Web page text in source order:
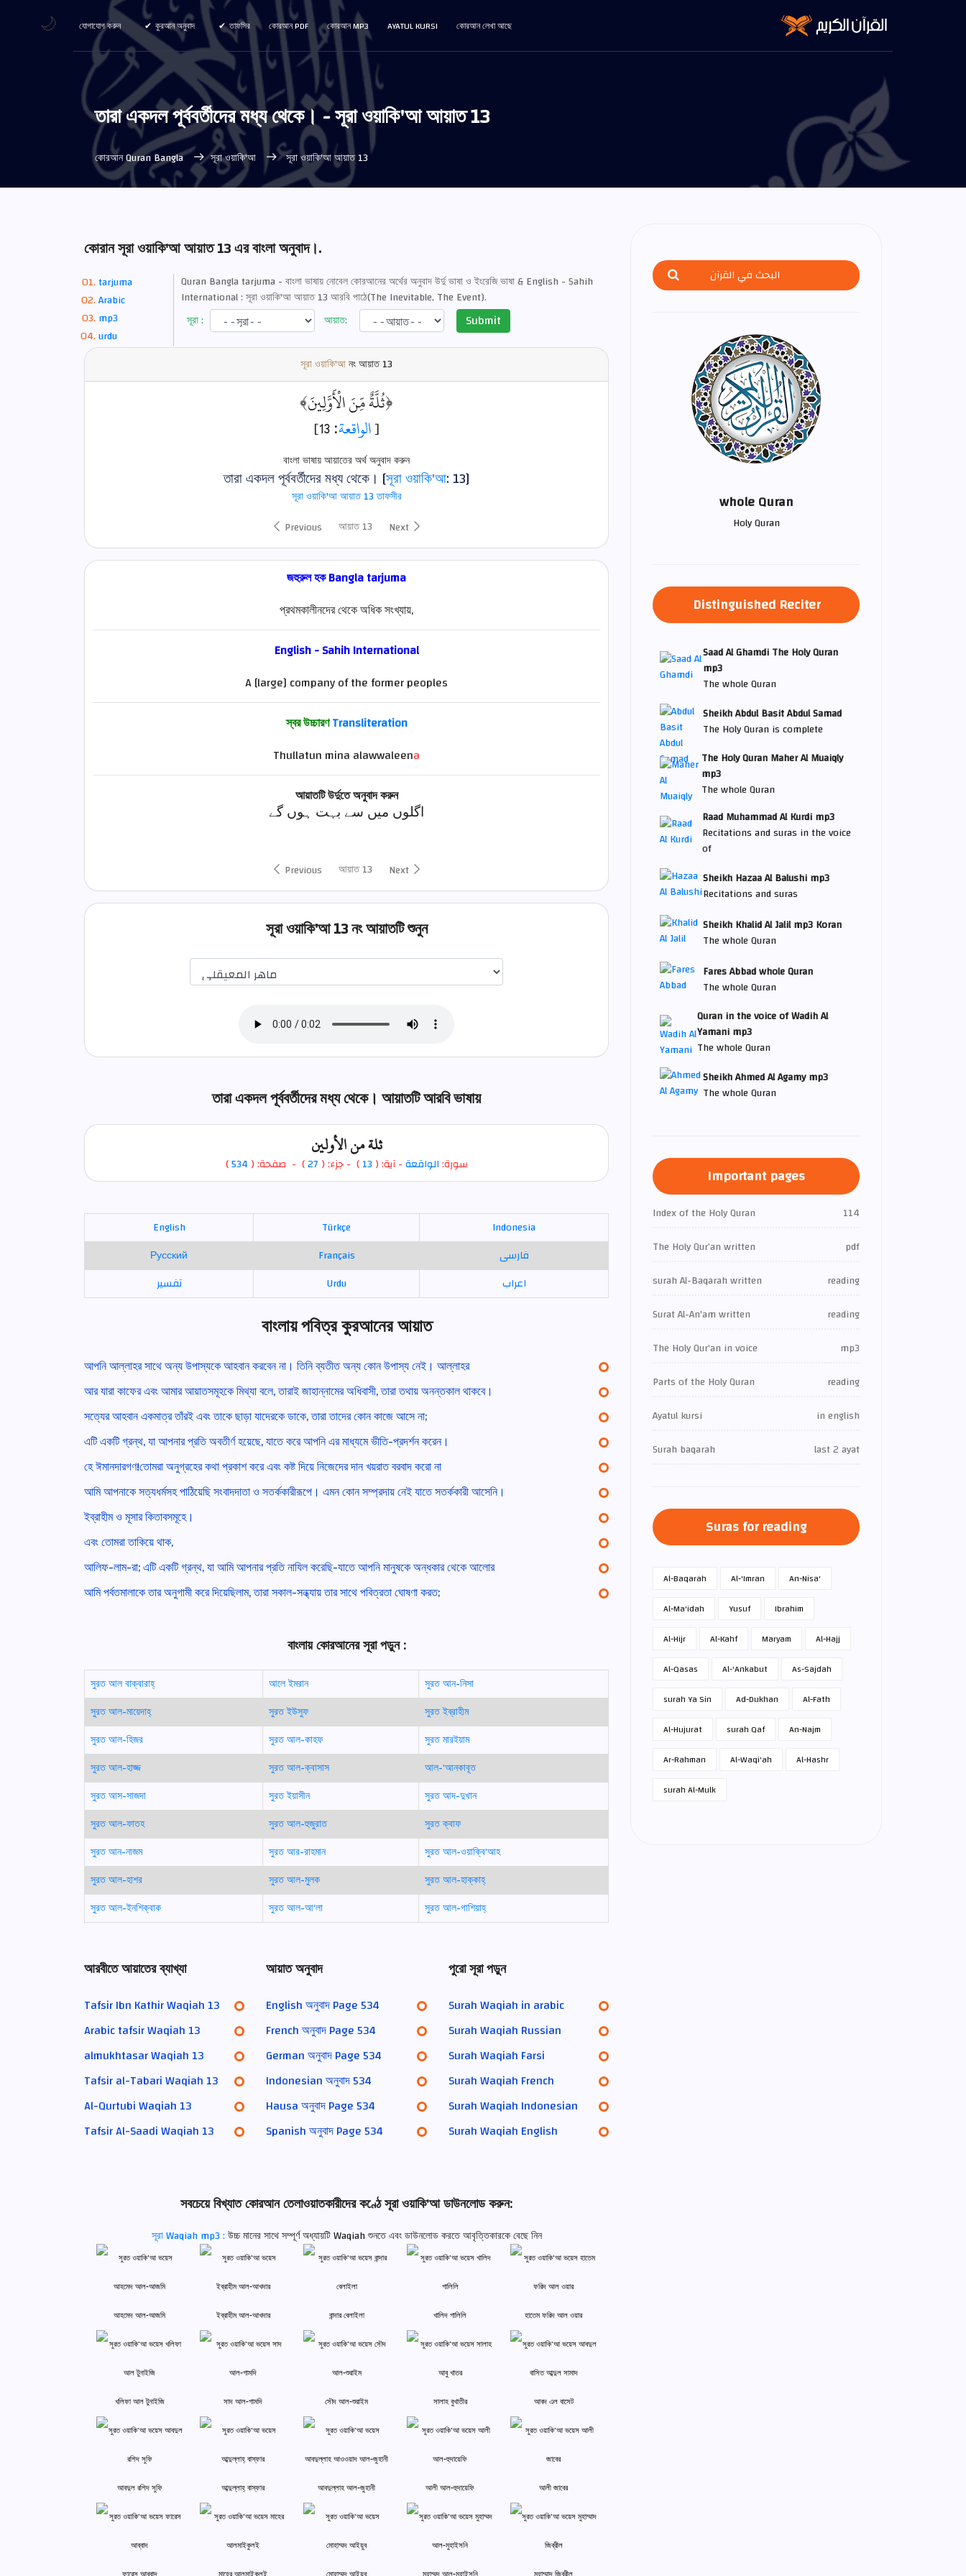
কোরআন লেখা আছে
AYATUL KURSI
কোরআন MP3
কোরআন PDF
তাফসির
কুরআন অনুবাদ
যোগাযোগ করুন
তারা একদল পূর্ববর্তীদের মধ্য থেকে। - সূরা ওয়াকি'আ আয়াত 13
কোরআন Quran Bangla সূরা ওয়াকি'আ সূরা ওয়াকি'আ আয়াত 13
কোরান সূরা ওয়াকি'আ আয়াত 13 এর বাংলা অনুবাদ।.
tarjuma
Arabic
mp3
urdu
Quran Bangla tarjuma - বাংলা ভাষায় নোবেল কোরআনের অর্থের অনুবাদ উর্দু ভাষা ও ইংরেজি ভাষা & English - Sahih
International : সূরা ওয়াকি'আ আয়াত 13 আরবি পাঠে(The Inevitable, The Event).
সূরা :
আয়াত: Submit
সূরা ওয়াকি'আনং আয়াত13
﴿ثُلَّةٌ مِّنَ الْأَوَّلِينَ﴾
[الواقعة: 13]
বাংলা ভাষায় আয়াতের অর্থ অনুবাদ করুন
তারা একদল পূর্ববর্তীদের মধ্য থেকে। [সূরা ওয়াকি'আ: 13]
সূরা ওয়াকি'আ আয়াত 13 তাফসীর
Previous
আয়াত 13 Next
জহুরুল হক Bangla tarjuma
প্রথমকালীনদের থেকে অধিক সংখ্যায়,
English - Sahih International
A [large] company of the former peoples
স্বর উচ্চারণTransliteration
Thullatun mina alawwaleena
আয়াতটি উর্দুতে অনুবাদ করুন
اگلوں میں سے بہت ہوں گے
Previous আয়াত 13 Next
সূরা ওয়াকি'আ 13 নং আয়াতটি শুনুন
اختيار قارئ الآية
তারা একদল পূর্ববর্তীদের মধ্য থেকে। আয়াতটি আরবি ভাষায়
ثلة من الأولين
سورة:الواقعة- آية: (13
) - جزء: ( 27) - صفحة: ( 534
)
English Türkçe
Indonesia
Русский
Français
فارسی
تفسير
Urdu اعراب
বাংলায় পবিত্র কুরআনের আয়াত
আপনি আল্লাহর সাথে অন্য উপাস্যকে আহবান করবেন না। তিনি ব্যতীত অন্য কোন উপাস্য নেই। আল্লাহর
আর যারা কাফের এবং আমার আয়াতসমূহকে মিথ্যা বলে, তারাই জাহান্নামের অধিবাসী, তারা তথায় অনন্তকাল থাকবে।
সত্যের আহবান একমাত্র তাঁরই এবং তাকে ছাড়া যাদেরকে ডাকে, তারা তাদের কোন কাজে আসে না;
এটি একটি গ্রন্থ, যা আপনার প্রতি অবতীর্ণ হয়েছে, যাতে করে আপনি এর মাধ্যমে ভীতি-প্রদর্শন করেন।
হে ঈমানদারগণ!তোমরা অনুগ্রহের কথা প্রকাশ করে এবং কষ্ট দিয়ে নিজেদের দান খয়রাত বরবাদ করো না
আমি আপনাকে সত্যধর্মসহ পাঠিয়েছি সংবাদদাতা ও সতর্ককারীরূপে। এমন কোন সম্প্রদায় নেই যাতে সতর্ককারী আসেনি।
ইব্রাহীম ও মূসার কিতাবসমূহে।
এবং তোমরা তাকিয়ে থাক,
আলিফ-লাম-রা; এটি একটি গ্রন্থ, যা আমি আপনার প্রতি নাযিল করেছি-যাতে আপনি মানুষকে অন্ধকার থেকে আলোর
আমি পর্বতমালাকে তার অনুগামী করে দিয়েছিলাম, তারা সকাল-সন্ধ্যায় তার সাথে পবিত্রতা ঘোষণা করত;
বাংলায় কোরআনের সূরা পড়ুন :
সুরত আল বাক্বারাহ্ আলে ইমরান
সুরত আন-নিসা
সুরত আল-মায়েদাহ্
সুরত ইউসুফ
সুরত ইব্রাহীম
সুরত আল-হিজর
সুরত আল-কাহফ
সুরত মারইয়াম
সুরত আল-হাজ্জ
সুরত আল-ক্বাসাস
আল-‘আনকাবূত
সুরত আস-সাজদা
সুরত ইয়াসীন
সুরত আদ-দুখান
সুরত আল-ফাতহ
সুরত আল-হুজুরাত
সুরত ক্বাফ
সুরত আন-নাজম
সুরত আর-রাহমান
সুরত আল-ওয়াক্বি‘আহ
সুরত আল-হাশর
সুরত আল-মুলক
সুরত আল-হাক্কাহ্
সুরত আল-ইনশিক্বাক
সুরত আল-আ‘লা সুরত আল-গাশিয়াহ্
আরবীতে আয়াতের ব্যাখ্যা
Tafsir Ibn Kathir Waqiah 13
Arabic tafsir Waqiah 13
almukhtasar Waqiah 13
Tafsir al-Tabari Waqiah 13
Al-Qurtubi Waqiah 13
Tafsir Al-Saadi Waqiah 13
আয়াত অনুবাদ
English অনুবাদ Page 534
French অনুবাদ Page 534
German অনুবাদ Page 534
Indonesian অনুবাদ 534
Hausa অনুবাদ Page 534
Spanish অনুবাদ Page 534
পুরো সূরা পড়ুন
Surah Waqiah in arabic
Surah Waqiah Russian
Surah Waqiah Farsi
Surah Waqiah French
Surah Waqiah Indonesian
Surah Waqiah English
সবচেয়ে বিখ্যাত কোরআন তেলাওয়াতকারীদের কণ্ঠে সূরা ওয়াকি'আ ডাউনলোড করুন:
সূরা Waqiah mp3 :উচ্চ মানের সাথে সম্পূর্ণ অধ্যায়টি Waqiah শুনতে এবং ডাউনলোড করতে আবৃত্তিকারকে বেছে নিন
আহমেদ আল-আজমি ইব্রাহীম আল-আখদার বান্দার বেলাইলা খালিদ গালিলি হাতেম ফরিদ আল ওয়ার
খলিফা আল টুনাইজি সাদ আল-গামদি সৌদ আল-শুরাইম সালাহ বুখাতীর আবদ এল বাসেট
আবদুল রশিদ সুফি আব্দুল্লাহ্ বাস্‌ফার আবদুল্লাহ আল-জুহানী আলী আল-হুদায়েফি আলী জাবের
whole Quran
Holy Quran
Distinguished Reciter
Saad Al Ghamdi The Holy Quran
mp3
The whole Quran
Sheikh Abdul Basit Abdul Samad
The Holy Quran is complete
The Holy Quran Maher Al Muaiqly
mp3
The whole Quran
Raad Muhammad Al Kurdi mp3
Recitations and suras in the voice
of
Sheikh Hazaa Al Balushi mp3
Recitations and suras
Sheikh Khalid Al Jalil mp3 Koran
The whole Quran
Fares Abbad whole Quran
The whole Quran
Quran in the voice of Wadih Al
Yamani mp3
The whole Quran
Sheikh Ahmed Al Agamy mp3
The whole Quran
Important pages
Index of the Holy Quran
114
The Holy Qur’an written
pdf
surah Al-Baqarah written
reading
Surat Al-An'am written
reading
The Holy Qur’an in voice
mp3
Parts of the Holy Quran
reading
Ayatul kursi
in english
Surah baqarah
last 2 ayat
Suras for reading
Al-Baqarah Al-'Imran
An-Nisa'
Al-Ma'idah
Yusuf
Ibrahim
Al-Hijr
Al-Kahf Maryam
Al-Hajj
Al-Qasas
Al-'Ankabut
As-Sajdah
surah Ya Sin
Ad-Dukhan
Al-Fath
Al-Hujurat
surah Qaf
An-Najm
Ar-Rahman
Al-Waqi'ah
Al-Hashr
surah Al-Mulk
🌙